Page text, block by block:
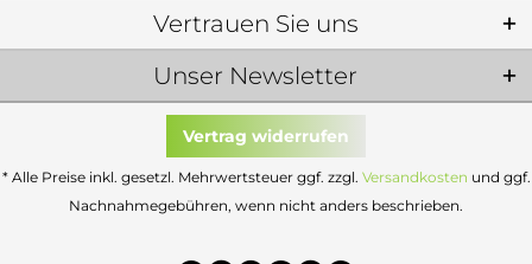
Unser Newsletter
Vertrauen Sie uns
Vertrag widerrufen
* Alle Preise inkl. gesetzl. Mehrwertsteuer ggf. zzgl. Versandkosten und ggf.
Nachnahmegebühren, wenn nicht anders beschrieben.